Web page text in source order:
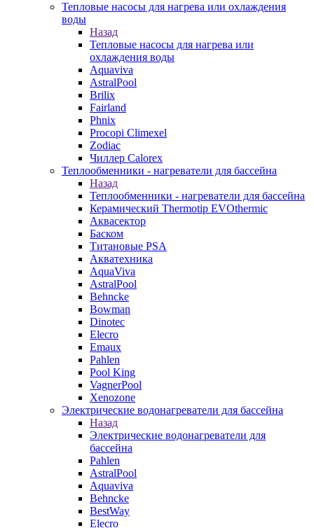
Тепловые насосы для нагрева или охлаждения
воды
Назад
Тепловые насосы для нагрева или
охлаждения воды
Aquaviva
AstralPool
Brilix
Fairland
Phnix
Procopi Climexel
Zodiac
Чиллер Calorex
Теплообменники - нагреватели для бассейна
Назад
Теплообменники - нагреватели для бассейна
Керамический Thermotip EVOthermic
Аквасектор
Баском
Титановые PSA
Акватехника
AquaViva
AstralPool
Behncke
Bowman
Dinotec
Elecro
Emaux
Pahlen
Pool King
VagnerPool
Xenozone
Электрические водонагреватели для бассейна
Назад
Электрические водонагреватели для
бассейна
Pahlen
AstralPool
Aquaviva
Behncke
BestWay
Elecro